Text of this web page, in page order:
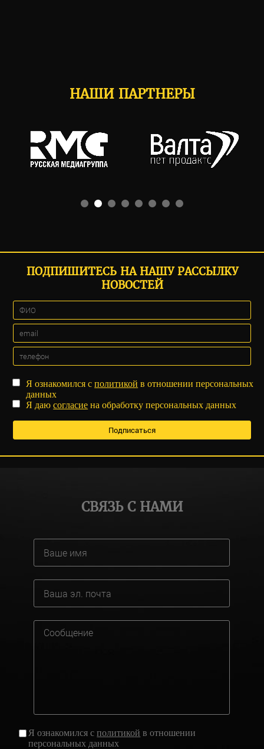
НАШИ ПАРТНЕРЫ
ПОДПИШИТЕСЬ НА НАШУ РАССЫЛКУ
НОВОСТЕЙ
Я ознакомился сполитикой в отношении персональных
данных
Я даюсогласие на обработку персональных данных
СВЯЗЬ С НАМИ
Я ознакомился сполитикой в отношении
персональных данных